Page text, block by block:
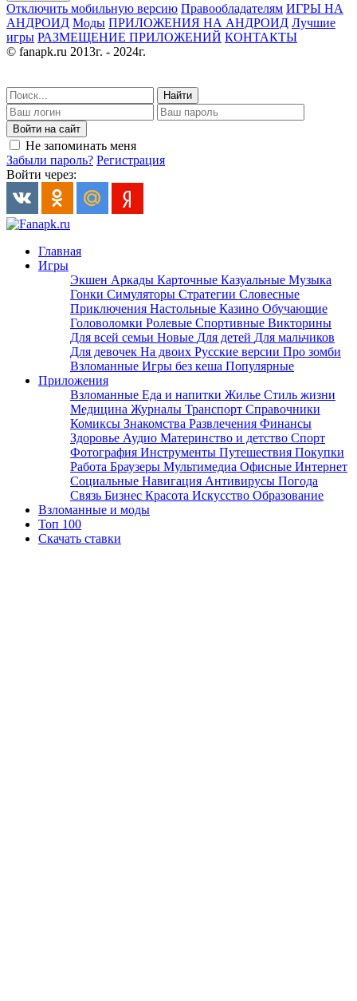
Отключить мобильную версию Правообладателям ИГРЫ НА
АНДРОИД Моды ПРИЛОЖЕНИЯ НА АНДРОИД Лучшие
игры РАЗМЕЩЕНИЕ ПРИЛОЖЕНИЙ КОНТАКТЫ
© fanapk.ru 2013г. - 2024г.
Найти
Войти на сайт
Не запоминать меня
Забыли пароль? Регистрация
Войти через:
Главная
Игры
Экшен Аркады Карточные Казуальные Музыка
Гонки Симуляторы Стратегии Словесные
Приключения Настольные Казино Обучающие
Головоломки Ролевые Спортивные Викторины
Для всей семьи Новые Для детей Для мальчиков
Для девочек На двоих Русские версии Про зомби
Взломанные Игры без кеша Популярные
Приложения
Взломанные Еда и напитки Жилье Стиль жизни
Медицина Журналы Транспорт Справочники
Комиксы Знакомства Развлечения Финансы
Здоровье Аудио Материнство и детство Спорт
Фотография Инструменты Путешествия Покупки
Работа Браузеры Мультимедиа Офисные Интернет
Социальные Навигация Антивирусы Погода
Связь Бизнес Красота Искусство Образование
Взломанные и моды
Топ 100
Скачать ставки